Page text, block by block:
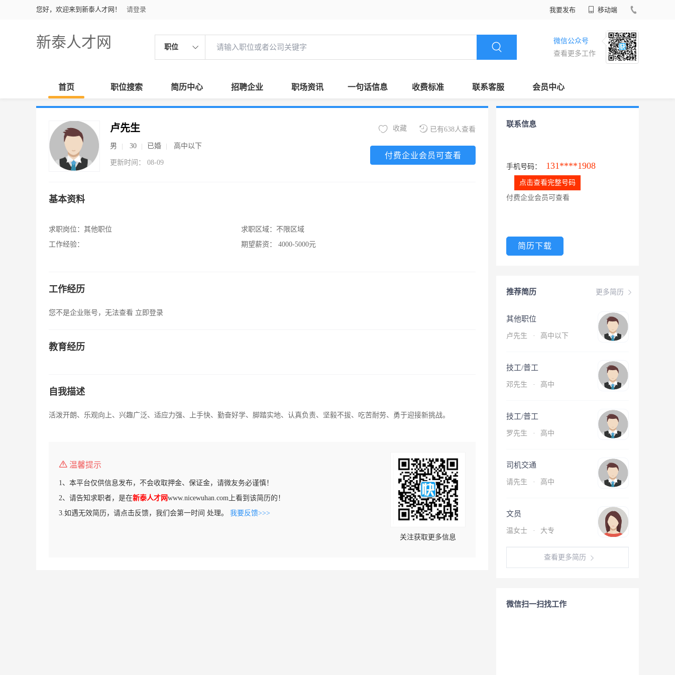
您好，欢迎来到新泰人才网！ 请登录 我要发布 移动端
新泰人才网 职位
微信公众号
查看更多工作
首页 职位搜索 简历中心 招聘企业 职场资讯 一句话信息 收费标准 联系客服 会员中心
卢先生
男 30 已婚 高中以下
更新时间： 08-09
已有638人查看
收藏
付费企业会员可查看
基本资料
求职岗位： 其他职位
工作经验：
求职区域： 不限区域
期望薪资：
4000-5000元
工作经历
您不是企业账号，无法查看 立即登录
教育经历
自我描述
活泼开朗、乐观向上、兴趣广泛、适应力强、上手快、勤奋好学、脚踏实地、认真负责、坚毅不拔、吃苦耐劳、勇于迎接新挑战。
温馨提示
1、本平台仅供信息发布，不会收取押金、保证金，请微友务必谨慎！
2、请告知求职者，是在新泰人才网www.nicewuhan.com上看到该简历的！
3.如遇无效简历，请点击反馈，我们会第一时间 处理。 我要反馈>>>
关注获取更多信息
联系信息
手机号码： 131****1908
点击查看完整号码
付费企业会员可查看
简历下载
更多简历
推荐简历
其他职位
卢先生 · 高中以下
技工/普工
邓先生 · 高中
技工/普工
罗先生 · 高中
司机交通
请先生 · 高中
文员
温女士 · 大专
查看更多简历
微信扫一扫找工作